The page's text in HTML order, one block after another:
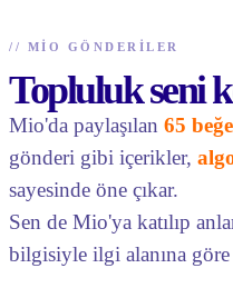
// MIO GÖNDERILER
Topluluk seni
Mio'da paylaşılan 65
gönderi gibi içerikler,
sayesinde öne çıkar.
Sen de Mio'ya katılıp
bilgisiyle ilgi alanına göre